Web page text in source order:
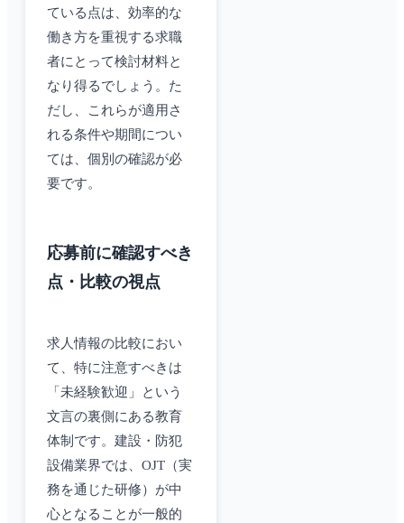
ている点は、効率的な
働き方を重視する求職
者にとって検討材料と
なり得るでしょう。た
だし、これらが適用さ
れる条件や期間につい
ては、個別の確認が必
要です。
応募前に確認すべき
点・比較の視点
求人情報の比較におい
て、特に注意すべきは
「未経験歓迎」という
文言の裏側にある教育
体制です。建設・防犯
設備業界では、OJT（実
務を通じた研修）が中
心となることが一般的